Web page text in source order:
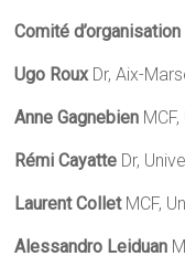
Comité d’organisation
Ugo RouxDr, Aix-
Anne Gagnebien
Rémi Cayatte Dr,
Laurent ColletMCF,
Alessandro Leiduan